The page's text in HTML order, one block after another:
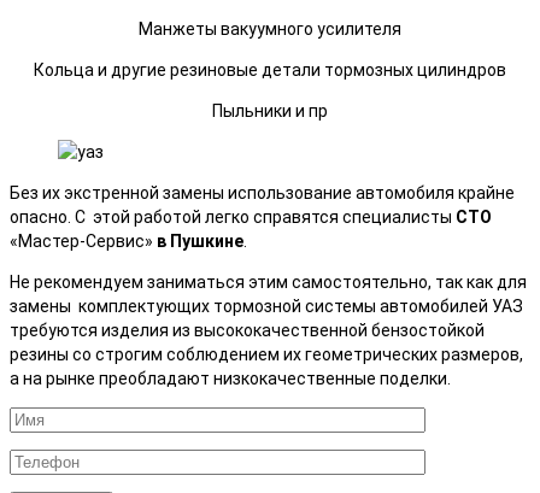
Манжеты вакуумного усилителя
Кольца и другие резиновые детали тормозных цилиндров
Пыльники и пр
Без их экстренной замены использование автомобиля крайне
опасно. С этой работой легко справятся специалисты СТО
«Мастер-Сервис» в Пушкине
Не рекомендуем заниматься этим самостоятельно, так как для
замены комплектующих тормозной системы автомобилей УАЗ
требуются изделия из высококачественной бензостойкой
резины со строгим соблюдением их геометрических размеров,
а на рынке преобладают низкокачественные поделки.